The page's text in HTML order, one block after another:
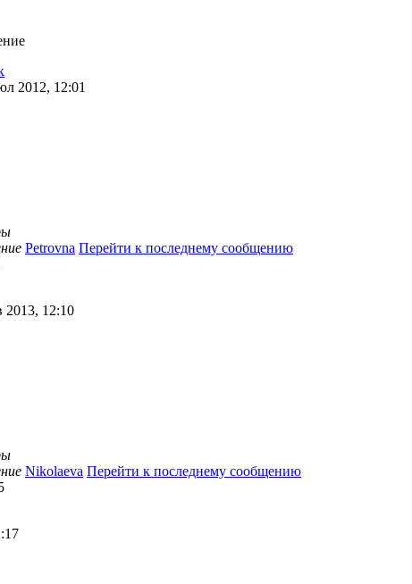
2012, 12:01
Petrovna Перейти к последнему сообщению
2013, 12:10
Nikolaeva Перейти к последнему сообщению